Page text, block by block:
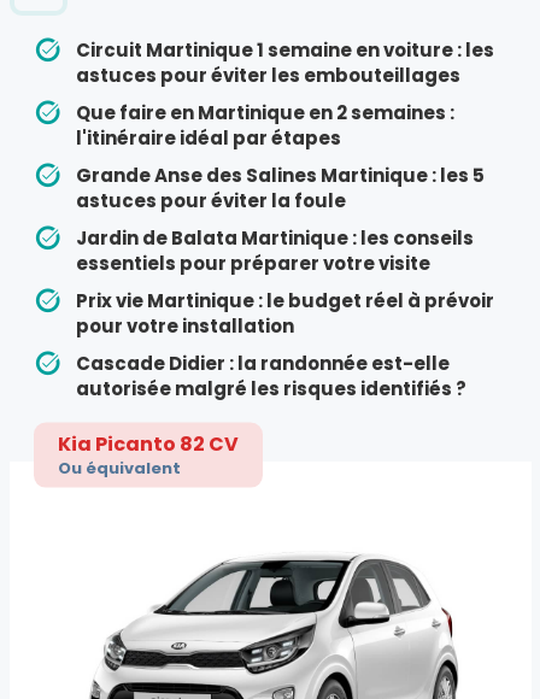
Circuit Martinique 1 semaine en voiture : les
astuces pour éviter les embouteillages
Que faire en Martinique en 2 semaines :
l'itinéraire idéal par étapes
Grande Anse des Salines Martinique : les 5
astuces pour éviter la foule
Jardin de Balata Martinique : les conseils
essentiels pour préparer votre visite
Prix vie Martinique : le budget réel à prévoir
pour votre installation
Cascade Didier : la randonnée est-elle
autorisée malgré les risques identifiés ?
Kia Picanto 82 CV
Ou équivalent